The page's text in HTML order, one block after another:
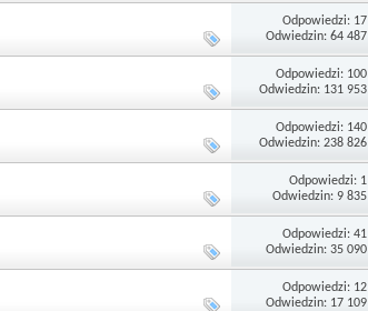
Odpowiedzi: 17
Odwiedzin: 64 487
Odpowiedzi: 100
Odwiedzin: 131 953
Odpowiedzi: 140
Odwiedzin: 238 826
Odpowiedzi: 1
Odwiedzin: 9 835
Odpowiedzi: 41
Odwiedzin: 35 090
Odpowiedzi: 12
Odwiedzin: 17 109